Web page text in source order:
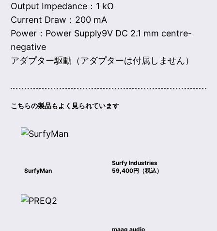
Output Impedance：1 kΩ
Current Draw：200 mA
Power：Power Supply9V DC 2.1 mm centre-
negative
アダプター駆動（アダプターは付属しません）
こちらの製品もよく見られています
Surfy Industries
SurfyMan
59,400円（税込）
maag audio